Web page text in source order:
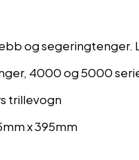
og segeringtenger.
4000 og 5000
trillevogn
x 395mm